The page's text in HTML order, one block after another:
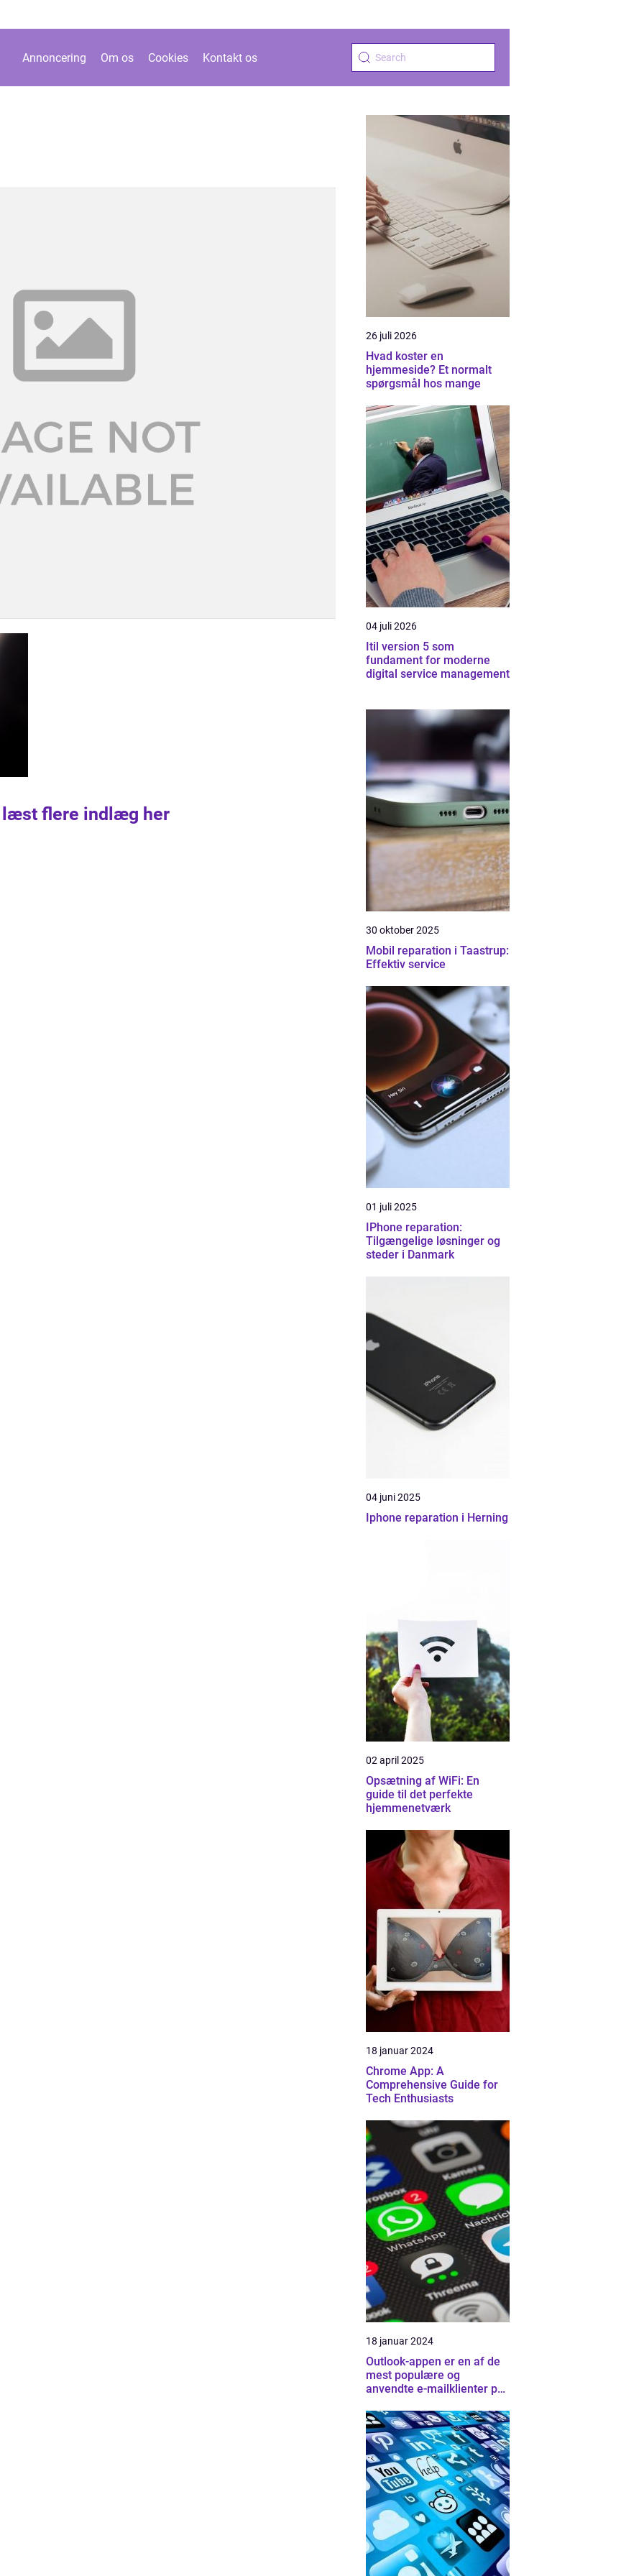
Annoncering Om os Cookies Kontakt os
læst flere indlæg her
26 juli 2026
Hvad koster en
hjemmeside? Et normalt
spørgsmål hos mange
04 juli 2026
Itil version 5 som
fundament for moderne
digital service management
30 oktober 2025
Mobil reparation i Taastrup:
Effektiv service
01 juli 2025
IPhone reparation:
Tilgængelige løsninger og
steder i Danmark
04 juni 2025
Iphone reparation i Herning
02 april 2025
Opsætning af WiFi: En
guide til det perfekte
hjemmenetværk
18 januar 2024
Chrome App: A
Comprehensive Guide for
Tech Enthusiasts
18 januar 2024
Outlook-appen er en af de
mest populære og
anvendte e-mailklienter på
brugerne en bred vifte af
funktioner og muligheder
for at organisere deres e-
mail, kalender og kontakter
på en effektiv måde